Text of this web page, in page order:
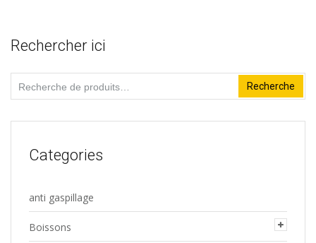
Rechercher ici
Recherche
pour :
Recherche
Categories
anti gaspillage
Boissons